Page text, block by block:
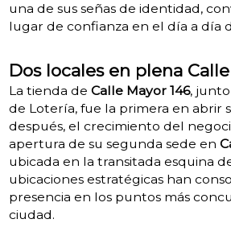
una de sus señas de identidad,
lugar de confianza en el día a día
Dos locales en plena
La tienda de Calle Mayor 146,
de Lotería, fue la primera en abrir
después, el crecimiento del
apertura de su segunda sede en
ubicada en la transitada esquina
ubicaciones estratégicas han
presencia en los puntos más
ciudad.